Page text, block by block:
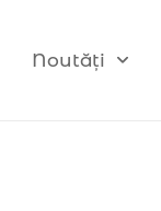
Noutăți